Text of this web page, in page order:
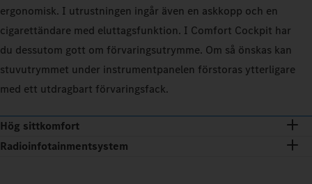
ergonomisk. I utrustningen ingår även en askkopp och en
cigarettändare med eluttagsfunktion. I Comfort Cockpit har
du dessutom gott om förvaringsutrymme. Om så önskas kan
stuvutrymmet under instrumentpanelen förstoras ytterligare
med ett utdragbart förvaringsfack.
Hög sittkomfort
Radioinfotainmentsystem